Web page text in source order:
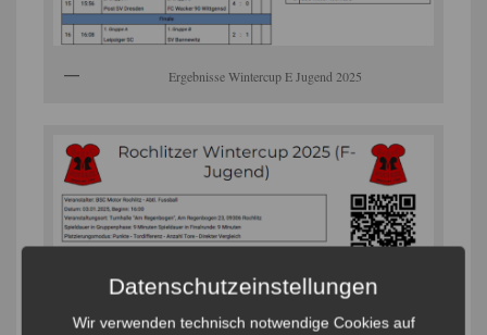
Ergebnisse Wintercup E Jugend 2025
Datenschutzeinstellungen
Wir verwenden technisch notwendige Cookies auf